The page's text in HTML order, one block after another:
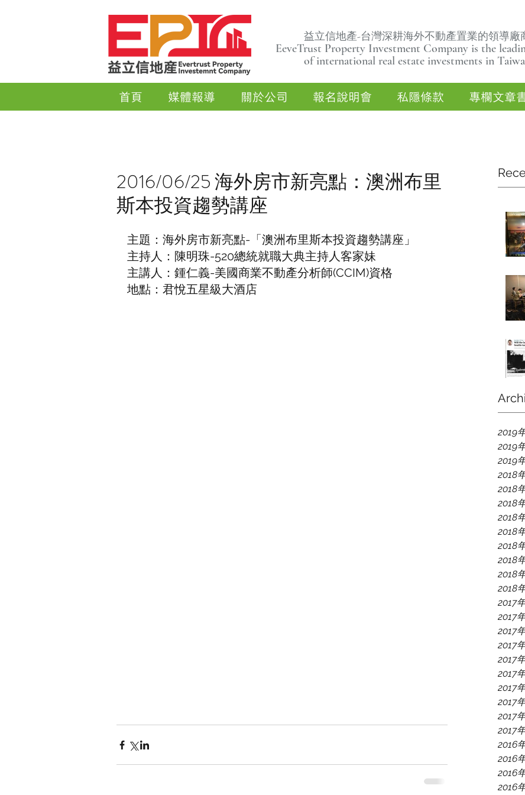
益立信地產-台灣深耕海外不動產置業的領導廠
EeveTrust Property Investment Company is the
ofinternational real estate investments in
首頁 媒體報導 關於公司 報名說明會 私隱條款 專欄文章
2019
2019
2019
2018
2018
2018
2018
2018
2018
2018
2018
2018
2017
2017
2017
2017
2017
2017
2017
2017
2017
2017
2016
2016
2016
2016
2016/06/25 海外房市新亮點：澳洲布里
斯本投資趨勢講座
主題：海外房市新亮點-「澳洲布里斯本投資趨勢講座」
主持人：陳明珠-520總統就職大典主持人客家妹
主講人：鍾仁義-美國商業不動產分析師(CCIM)資格
地點：君悅五星級大酒店